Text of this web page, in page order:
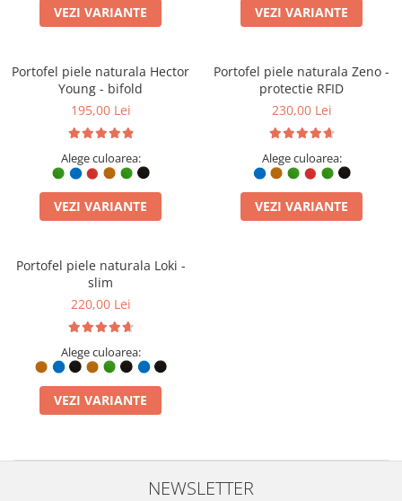
VEZI VARIANTE VEZI VARIANTE
Portofel piele naturala Hector
Young - bifold
195,00 Lei
Alege culoarea:
VEZI VARIANTE
Portofel piele naturala Zeno -
protectie RFID
230,00 Lei
Alege culoarea:
VEZI VARIANTE
Portofel piele naturala Loki -
slim
220,00 Lei
Alege culoarea:
VEZI VARIANTE
NEWSLETTER